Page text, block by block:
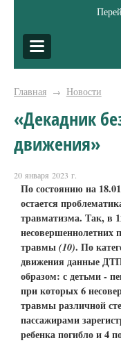
Главная → Новости
«Декадник
движения»
20 января 2023 г.
По состоянию на
остается
травматизма. Так, в
несовершеннолетних
травмы(10). По
движения данные
образом: с детьми -
при которых 6
травмы различной
пассажирами
ребенка погибло и 4